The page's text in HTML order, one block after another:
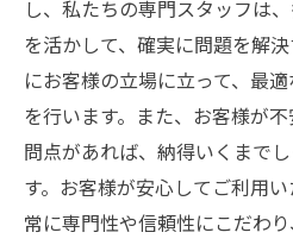
し、私たちの専門スタッフは
を活かして、確実に問題を解
にお客様の立場に立って、最
を行います。また、お客様が
問点があれば、納得いくまで
す。お客様が安心してご利用
常に専門性や信頼性にこだわ